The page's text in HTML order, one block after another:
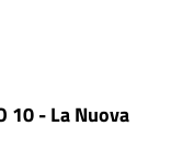
10 - La Nuova